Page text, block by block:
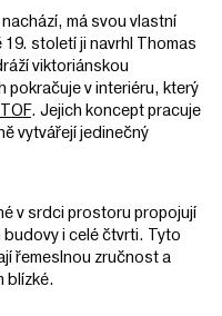
má svou vlastní
století ji navrhl Thomas
viktoriánskou
pokračuje v interiéru, který
. Jejich koncept pracuje
vytvářejí jedinečný
v srdci prostoru propojují
i celé čtvrti. Tyto
řemeslnou zručnost a
blízké.